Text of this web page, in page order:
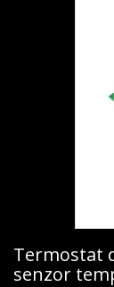
Termostat
senzor